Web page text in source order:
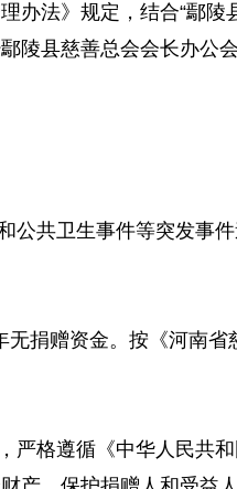
办法》规定，结合“鄢陵
陵县慈善总会会长办公
公共卫生事件等突发事
捐赠资金。按《河南
严格遵循《中华人民共